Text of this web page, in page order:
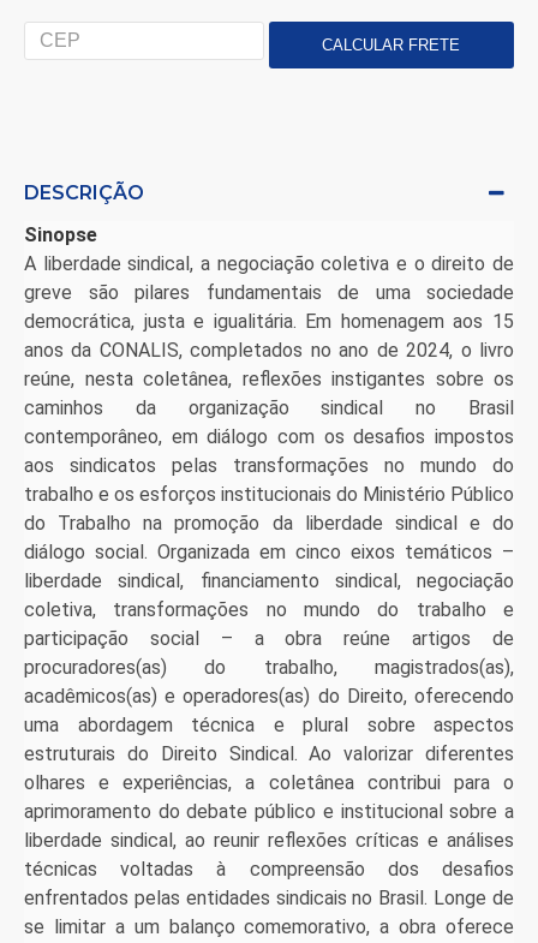
DESCRIÇÃO
Sinopse
A liberdade sindical, a negociação coletiva e o direito de
greve são pilares fundamentais de uma sociedade
democrática, justa e igualitária. Em homenagem aos 15
anos da CONALIS, completados no ano de 2024, o livro
reúne, nesta coletânea, reflexões instigantes sobre os
caminhos da organização sindical no Brasil
contemporâneo, em diálogo com os desafios impostos
aos sindicatos pelas transformações no mundo do
trabalho e os esforços institucionais do Ministério Público
do Trabalho na promoção da liberdade sindical e do
diálogo social. Organizada em cinco eixos temáticos –
liberdade sindical, financiamento sindical, negociação
coletiva, transformações no mundo do trabalho e
participação social – a obra reúne artigos de
procuradores(as) do trabalho, magistrados(as),
acadêmicos(as) e operadores(as) do Direito, oferecendo
uma abordagem técnica e plural sobre aspectos
estruturais do Direito Sindical. Ao valorizar diferentes
olhares e experiências, a coletânea contribui para o
aprimoramento do debate público e institucional sobre a
liberdade sindical, ao reunir reflexões críticas e análises
técnicas voltadas à compreensão dos desafios
enfrentados pelas entidades sindicais no Brasil. Longe de
se limitar a um balanço comemorativo, a obra oferece